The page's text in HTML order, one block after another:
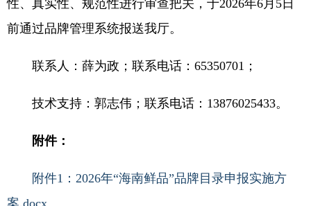
性、真实性、规范性进行审查把关，于2026年6月5日
前通过品牌管理系统报送我厅。
联系人：薛为政；联系电话：65350701；
技术支持：郭志伟；联系电话：13876025433。
附件：
附件1：2026年“海南鲜品”品牌目录申报实施方
案.docx